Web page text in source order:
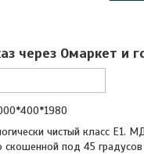
через Омаркет и
чистый класс
под 45